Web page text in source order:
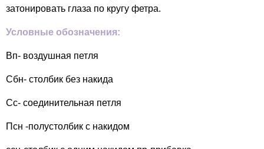
затонировать глаза по кругу фетра.
Условные обозначения:
Вп- воздушная петля
Сбн- столбик без накида
Сс- соединительная петля
Псн -полустолбик с накидом